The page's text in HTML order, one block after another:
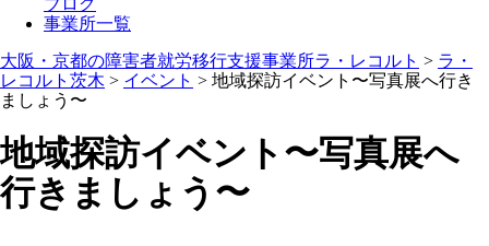
ブログ
事業所一覧
大阪・京都の障害者就労移行支援事業所ラ・レコルト > ラ・
レコルト茨木 > イベント > 地域探訪イベント〜写真展へ行き
ましょう〜
地域探訪イベント〜写真展へ
行きましょう〜